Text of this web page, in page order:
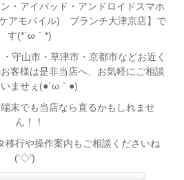
・アイパッド・アンドロイドスマホ
アモバイル) ブランチ大津京店】で
す(*´ω｀*)
守山市・草津市・京都市などお近く
客様は是非当店へ、お気軽にご相談
ませぇ(●´ω｀●)
末でも当店なら直るかもしれませ
ん！！
移行や操作案内もご相談くださいね
(‘◇’)ゞ